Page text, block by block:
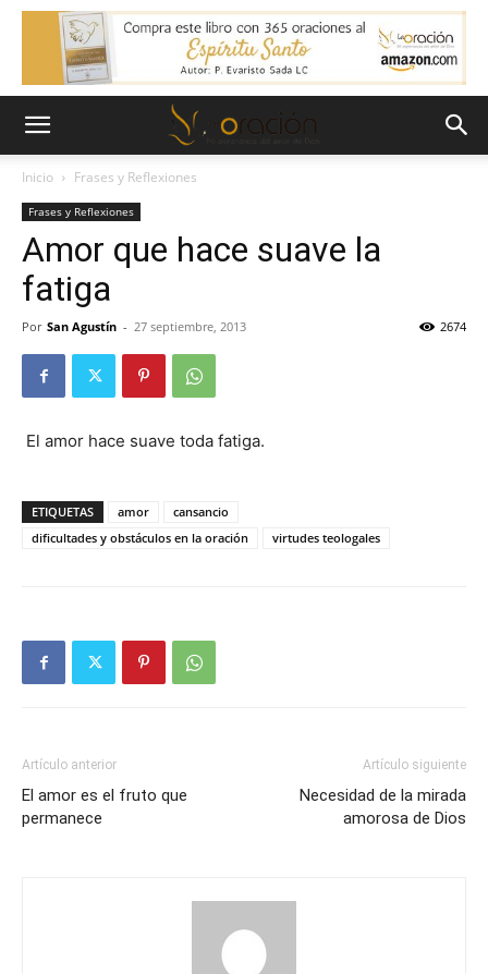
Inicio Frases y Reflexiones
Frases y Reflexiones
Amor que hace suave la
fatiga
Por San Agustín - 27 septiembre, 2013 2674
El amor hace suave toda fatiga.
ETIQUETAS amor
cansancio
dificultades y obstáculos en la oración
virtudes teologales
Artículo anterior
El amor es el fruto que
permanece
Artículo siguiente
Necesidad de la mirada
amorosa de Dios